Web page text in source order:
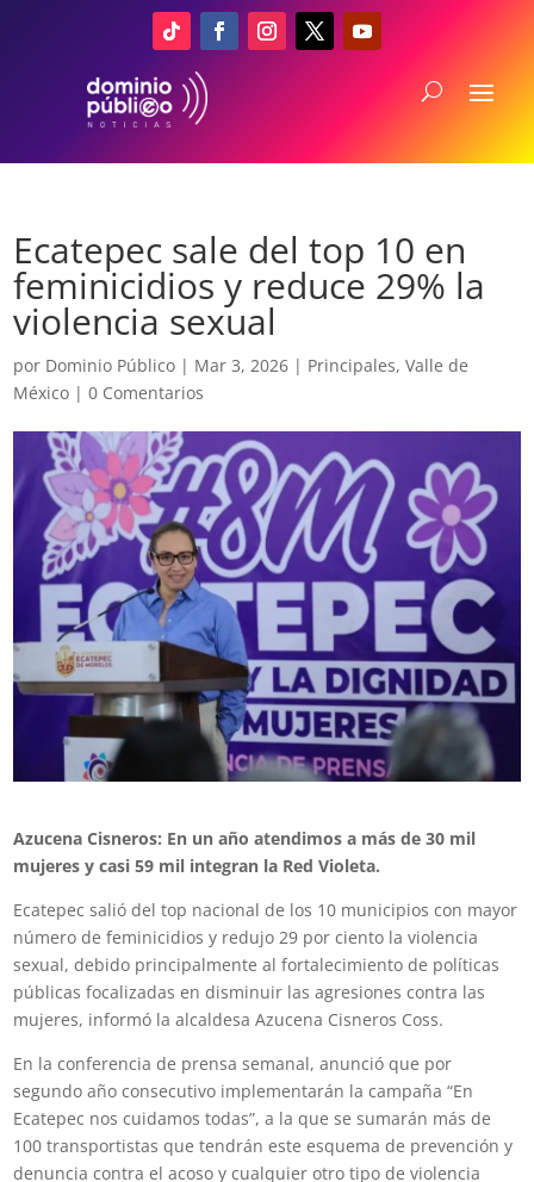
Ecatepec sale del top 10 en
feminicidios y reduce 29% la
violencia sexual
por Dominio Público | Mar 3, 2026 | Principales,Valle de
México |0 Comentarios
Azucena Cisneros: En un año atendimos a más de 30 mil
mujeres y casi 59 mil integran la Red Violeta.
Ecatepec salió del top nacional de los 10 municipios con mayor
número de feminicidios y redujo 29 por ciento la violencia
sexual, debido principalmente al fortalecimiento de políticas
públicas focalizadas en disminuir las agresiones contra las
mujeres, informó la alcaldesa Azucena Cisneros Coss.
En la conferencia de prensa semanal, anunció que por
segundo año consecutivo implementarán la campaña “En
Ecatepec nos cuidamos todas”, a la que se sumarán más de
100 transportistas que tendrán este esquema de prevención y
denuncia contra el acoso y cualquier otro tipo de violencia